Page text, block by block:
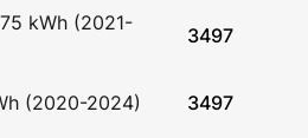
kWh (2021-
3497
(2020-2024) 3497